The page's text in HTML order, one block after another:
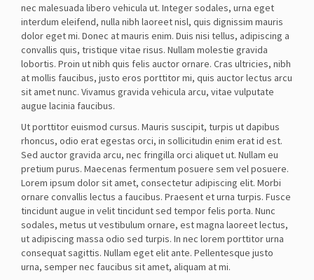
nec malesuada libero vehicula ut. Integer sodales, urna eget
interdum eleifend, nulla nibh laoreet nisl, quis dignissim mauris
dolor eget mi. Donec at mauris enim. Duis nisi tellus, adipiscing a
convallis quis, tristique vitae risus. Nullam molestie gravida
lobortis. Proin ut nibh quis felis auctor ornare. Cras ultricies, nibh
at mollis faucibus, justo eros porttitor mi, quis auctor lectus arcu
sit amet nunc. Vivamus gravida vehicula arcu, vitae vulputate
augue lacinia faucibus.
Ut porttitor euismod cursus. Mauris suscipit, turpis ut dapibus
rhoncus, odio erat egestas orci, in sollicitudin enim erat id est.
Sed auctor gravida arcu, nec fringilla orci aliquet ut. Nullam eu
pretium purus. Maecenas fermentum posuere sem vel posuere.
Lorem ipsum dolor sit amet, consectetur adipiscing elit. Morbi
ornare convallis lectus a faucibus. Praesent et urna turpis. Fusce
tincidunt augue in velit tincidunt sed tempor felis porta. Nunc
sodales, metus ut vestibulum ornare, est magna laoreet lectus,
ut adipiscing massa odio sed turpis. In nec lorem porttitor urna
consequat sagittis. Nullam eget elit ante. Pellentesque justo
urna, semper nec faucibus sit amet, aliquam at mi.